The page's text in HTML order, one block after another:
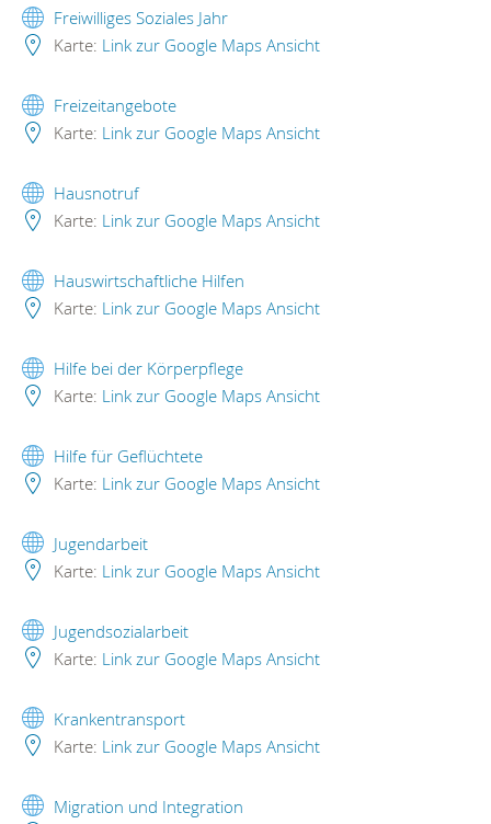
Freiwilliges Soziales Jahr
Karte: Link zur Google Maps Ansicht
Freizeitangebote
Karte: Link zur Google Maps Ansicht
Hausnotruf
Karte: Link zur Google Maps Ansicht
Hauswirtschaftliche Hilfen
Karte: Link zur Google Maps Ansicht
Hilfe bei der Körperpflege
Karte: Link zur Google Maps Ansicht
Hilfe für Geflüchtete
Karte: Link zur Google Maps Ansicht
Jugendarbeit
Karte: Link zur Google Maps Ansicht
Jugendsozialarbeit
Karte: Link zur Google Maps Ansicht
Krankentransport
Karte: Link zur Google Maps Ansicht
Migration und Integration